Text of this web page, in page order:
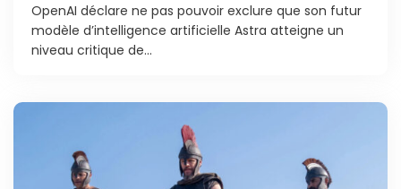
OpenAI déclare ne pas pouvoir exclure que son futur
modèle d’intelligence artificielle Astra atteigne un
niveau critique de...